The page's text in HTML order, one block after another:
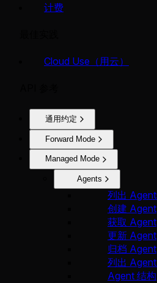
计费
Cloud Use（用云）
通用约定
Forward Mode
Managed Mode
Agents
列出
创建 Agent
获取 Agent
更新 Agent
归档 Agent
列出
Agent 结构